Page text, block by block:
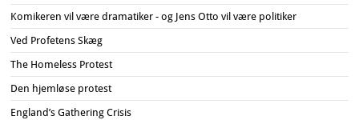
Komikeren vil være dramatiker - og Jens Otto vil være politiker
Ved Profetens Skæg
The Homeless Protest
Den hjemløse protest
England’s Gathering Crisis